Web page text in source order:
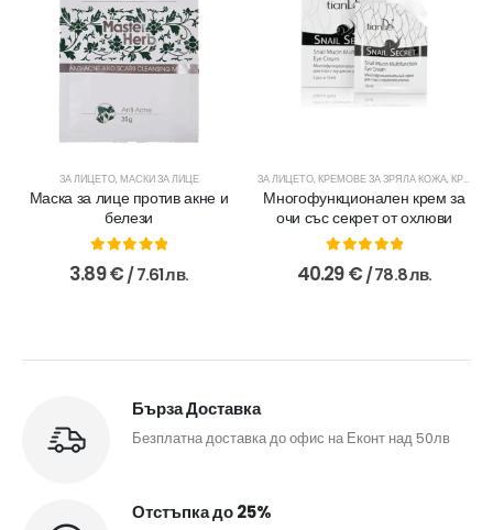
ЗА ЛИЦЕТО,МАСКИ ЗА ЛИЦЕ
Маска за лице против акне и
белези
0out of 5
3.89€ / 7.61 лв.
ЗА ЛИЦЕТО,КРЕМОВЕ ЗА ЗРЯЛА КОЖА,КРЕМОВЕ ЗА МЛАДА КОЖА
Многофункционален крем за
очи със секрет от охлюви
0out of 5
40.29€ / 78.8 лв.
Бърза Доставка
Безплатна доставка до офис на Еконт над 50лв
Отстъпка до 25%